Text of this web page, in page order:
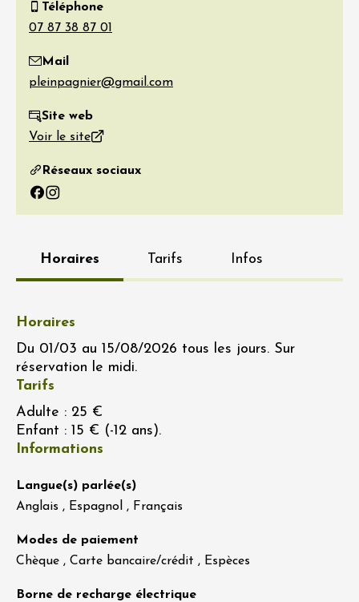
Téléphone
Mail
Site web
Voir le site
Réseaux sociaux
Facebook
Instagram
Horaires Tarifs Infos
Horaires
Du 01/03 au 15/08/2026 tous les jours. Sur
réservation le midi.
Tarifs
Adulte : 25 €
Enfant : 15 € (-12 ans).
Informations
Langue(s) parlée(s)
Anglais , Espagnol , Français
Modes de paiement
Chèque , Carte bancaire/crédit , Espèces
Borne de recharge électrique